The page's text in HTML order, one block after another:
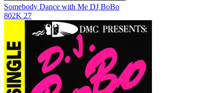
Somebody Dance with Me DJ BoBo
802K 27